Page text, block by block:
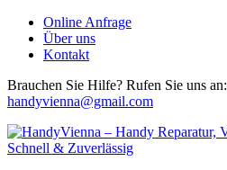
Online Anfrage
Über uns
Kontakt
Brauchen Sie Hilfe? Rufen Sie uns an:
handyvienna@gmail.com